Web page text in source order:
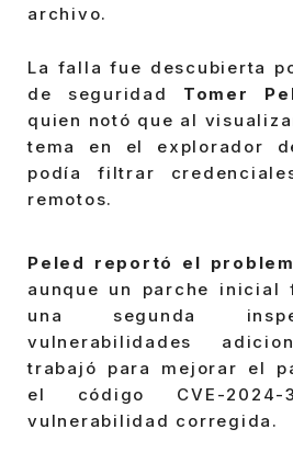
archivo.
La falla fue descubierta
de seguridad Tomer
quien notó que al
tema en el explorador
podía filtrar
remotos.
Peled reportó el
aunque un parche inicial
una segunda
vulnerabilidades
trabajó para mejorar el
el código CVE-
vulnerabilidad corregida.